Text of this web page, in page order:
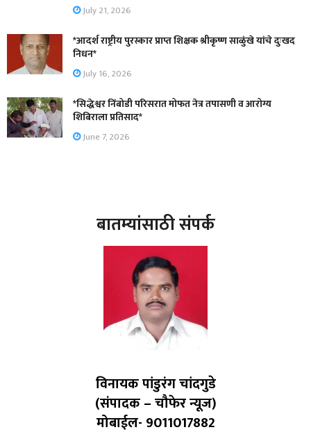
July 21, 2026
*आदर्श राष्ट्रीय पुरस्कार प्राप्त शिक्षक श्रीकृष्ण साळुंखे यांचे दुःखद
निधन*
July 16, 2026
*सिद्धेश्वर निंबोडी परिसरात मोफत नेत्र तपासणी व आरोग्य
शिबिराला प्रतिसाद*
June 7, 2026
बातम्यांसाठी संपर्क
विनायक पांडुरंग चांदगुडे
(संपादक – चौफेर न्यूज)
मोबाईल- 9011017882